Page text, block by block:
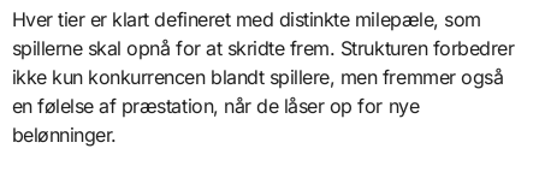
Hver tier er klart defineret med distinkte milepæle, som
spillerne skal opnå for at skridte frem. Strukturen forbedrer
ikke kun konkurrencen blandt spillere, men fremmer også
en følelse af præstation, når de låser op for nye
belønninger.